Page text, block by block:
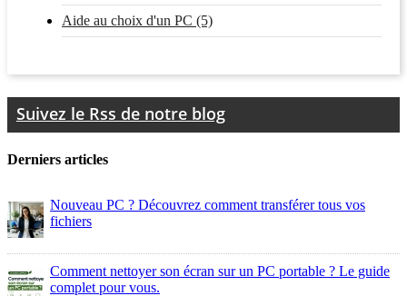
Aide au choix d'un PC (5)
Suivez le Rss de notre blog
Derniers articles
Nouveau PC ? Découvrez comment transférer tous vos
fichiers
Comment nettoyer son écran sur un PC portable ? Le guide
complet pour vous.